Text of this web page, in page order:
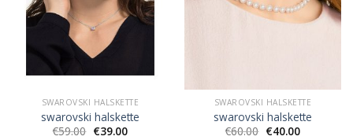
SWAROVSKI HALSKETTE
swarovski halskette
€59.00 €39.00
SWAROVSKI HALSKETTE
swarovski halskette
€60.00 €40.00